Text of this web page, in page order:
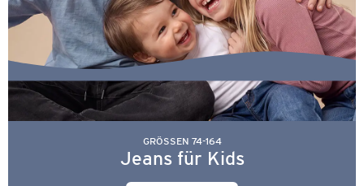
GRÖSSEN 74-164
Jeans für Kids